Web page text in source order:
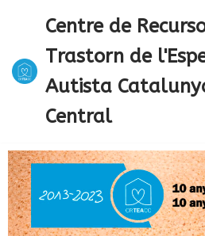
al
contenido
Centre de
Trastorn de
Autista
Central